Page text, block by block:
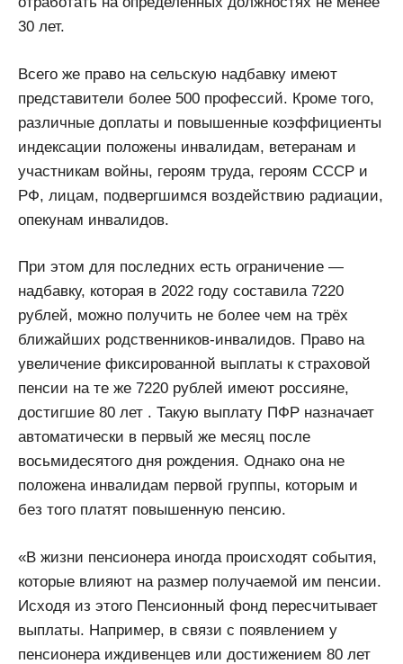
30 лет.
Всего же право на сельскую надбавку имеют
представители более 500 профессий. Кроме того,
различные доплаты и повышенные коэффициенты
индексации положены инвалидам, ветеранам и
участникам войны, героям труда, героям СССР и
РФ, лицам, подвергшимся воздействию радиации,
опекунам инвалидов.
При этом для последних есть ограничение —
надбавку, которая в 2022 году составила 7220
рублей, можно получить не более чем на трёх
ближайших родственников-инвалидов. Право на
увеличение фиксированной выплаты к страховой
пенсии на те же 7220 рублей имеют россияне,
достигшие 80 лет . Такую выплату ПФР назначает
автоматически в первый же месяц после
восьмидесятого дня рождения. Однако она не
положена инвалидам первой группы, которым и
без того платят повышенную пенсию.
«В жизни пенсионера иногда происходят события,
которые влияют на размер получаемой им пенсии.
Исходя из этого Пенсионный фонд пересчитывает
выплаты. Например, в связи с появлением у
пенсионера иждивенцев или достижением 80 лет